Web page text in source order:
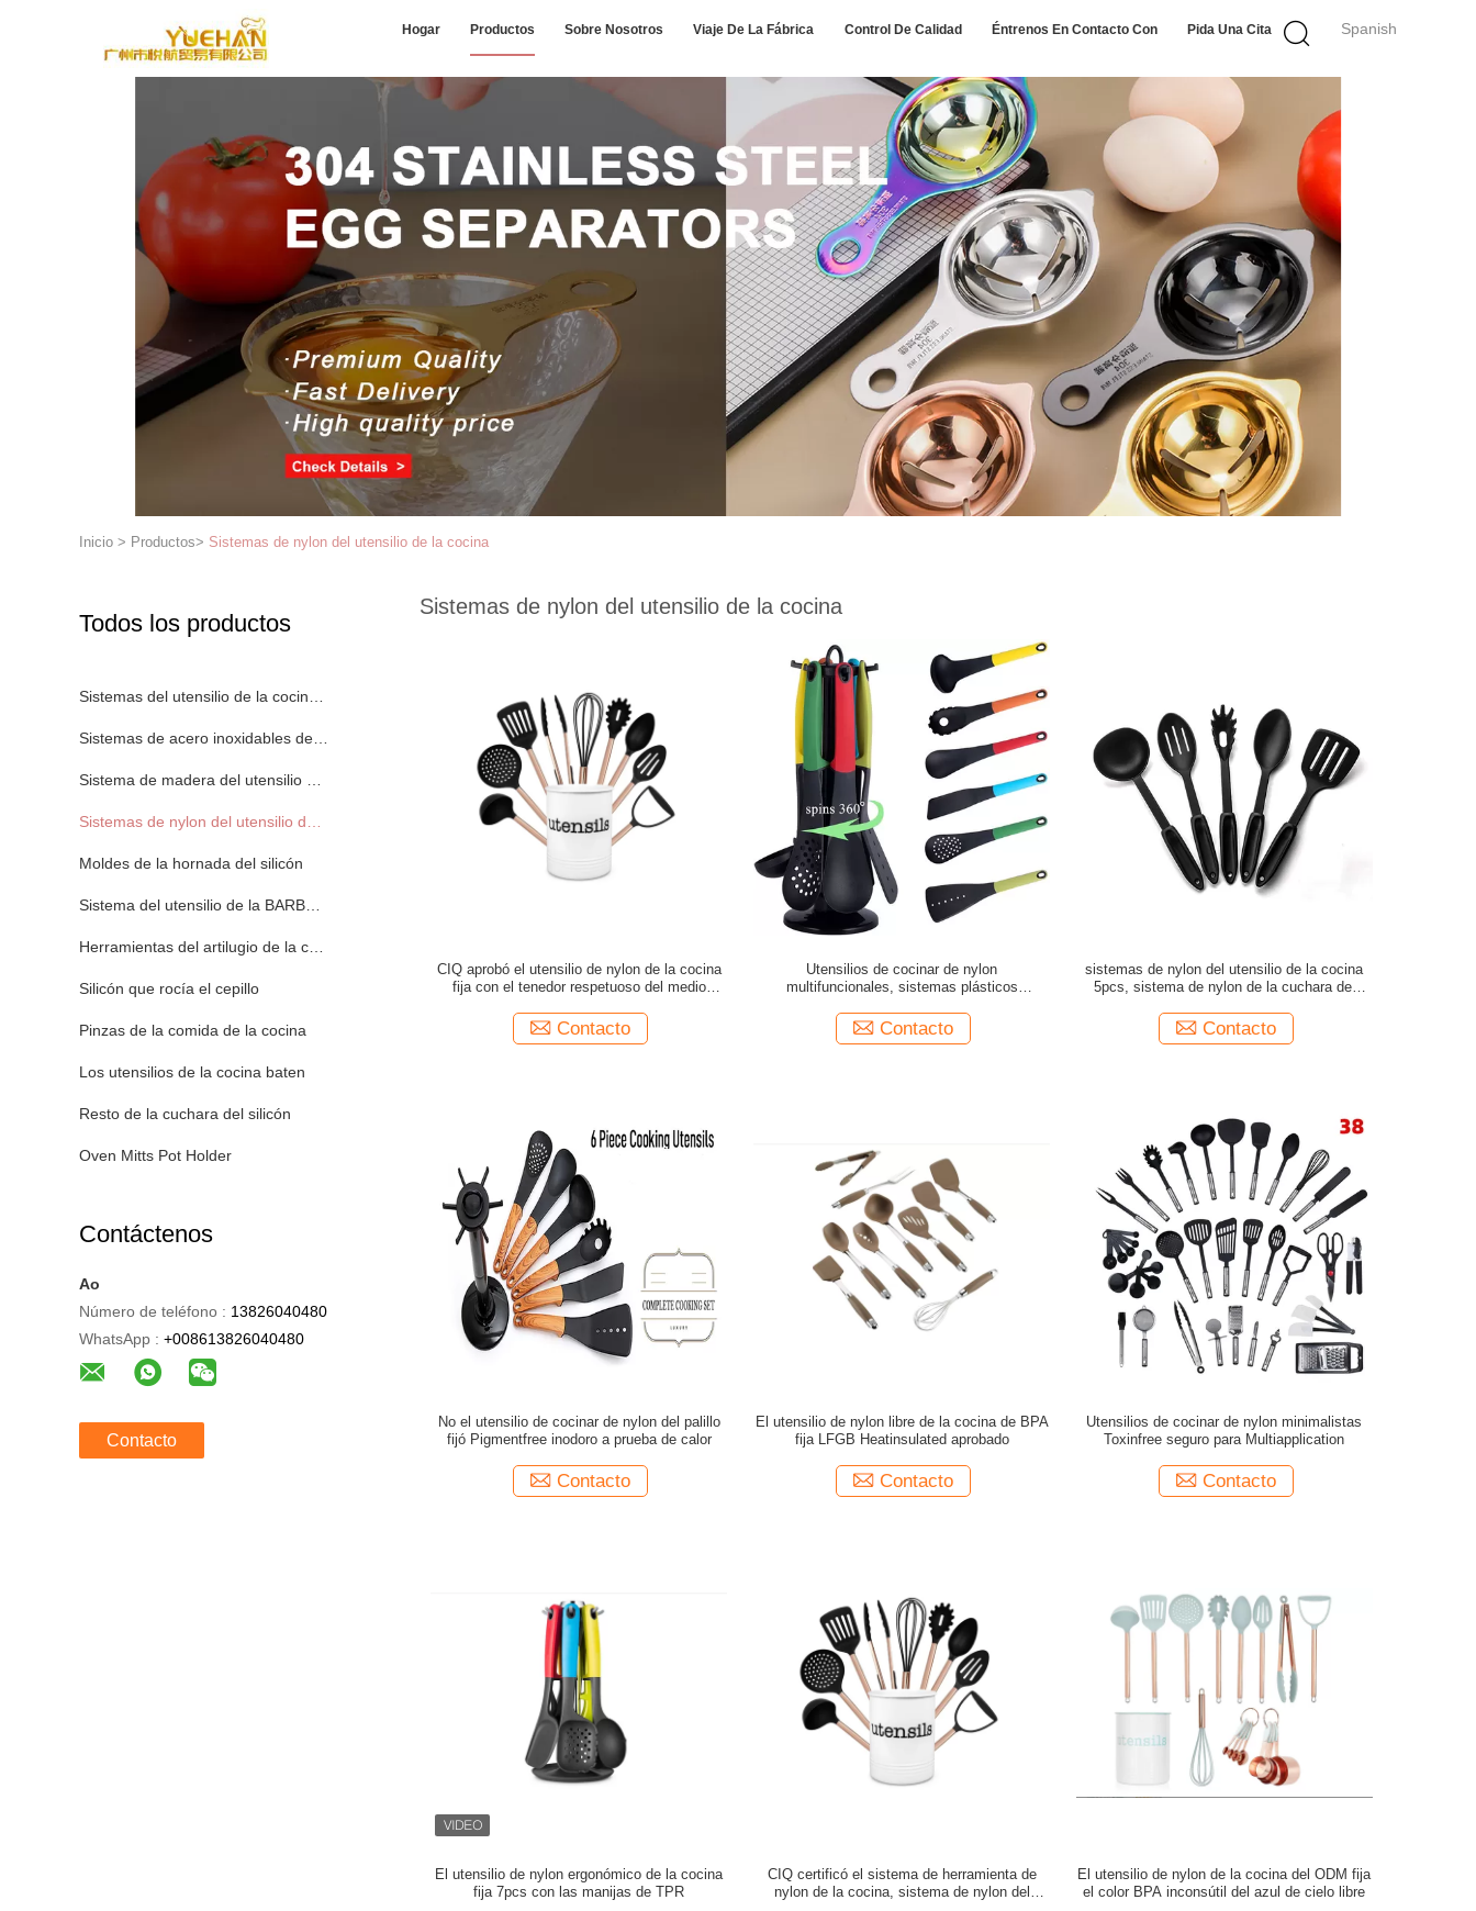
Spanish
Hogar Productos Sobre Nosotros Viaje De La Fábrica Control De Calidad Éntrenos En Contacto Con Pida Una Cita
Inicio > Productos> Sistemas de nylon del utensilio de la cocina
Todos los productos
Sistemas del utensilio de la cocina del silicón
Sistemas de acero inoxidables del utensilio de la cocina
Sistema de madera del utensilio de la cocina
Sistemas de nylon del utensilio de la cocina
Moldes de la hornada del silicón
Sistema del utensilio de la BARBACOA
Herramientas del artilugio de la cocina
Silicón que rocía el cepillo
Pinzas de la comida de la cocina
Los utensilios de la cocina baten
Resto de la cuchara del silicón
Oven Mitts Pot Holder
Contáctenos
Ao
Número de teléfono : 13826040480
WhatsApp : +008613826040480
Contacto
Sistemas de nylon del utensilio de la cocina
CIQ aprobó el utensilio de nylon de la cocina
fija con el tenedor respetuoso del medio
Contacto
Utensilios de cocinar de nylon
multifuncionales, sistemas plásticos
Contacto
sistemas de nylon del utensilio de la cocina
5pcs, sistema de nylon de la cuchara del
Contacto
No el utensilio de cocinar de nylon del palillo
fijó Pigmentfree inodoro a prueba de calor
Contacto
El utensilio de nylon libre de la cocina de BPA
fija LFGB Heatinsulated aprobado
Contacto
Utensilios de cocinar de nylon minimalistas
Toxinfree seguro para Multiapplication
Contacto
El utensilio de nylon ergonómico de la cocina
fija 7pcs con las manijas de TPR
CIQ certificó el sistema de herramienta de
nylon de la cocina, sistema de nylon del
El utensilio de nylon de la cocina del ODM fija
el color BPA inconsútil del azul de cielo libre